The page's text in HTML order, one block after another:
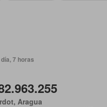
7 horas
Aragua